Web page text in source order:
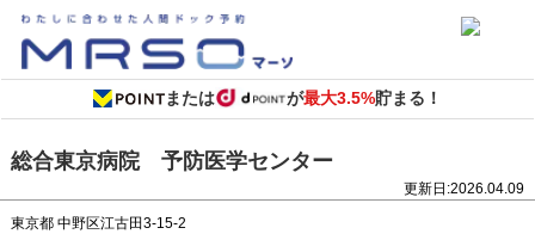
または が最大3.5%貯まる！
総合東京病院 予防医学センター
更新日:2026.04.09
東京都 中野区江古田3-15-2